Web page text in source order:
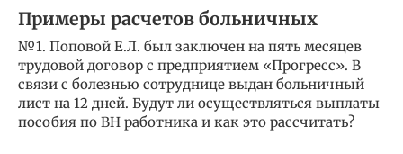
Примеры расчетов больничных
№1. Поповой Е.Л. был заключен на пять месяцев
трудовой договор с предприятием «Прогресс». В
связи с болезнью сотруднице выдан больничный
лист на 12 дней. Будут ли осуществляться выплаты
пособия по ВН работника и как это рассчитать?